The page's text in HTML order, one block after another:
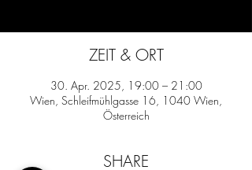
ZEIT & ORT
30. Apr. 2025, 19:00 – 21:00
Wien, Schleifmühlgasse 16, 1040 Wien,
Österreich
SHARE